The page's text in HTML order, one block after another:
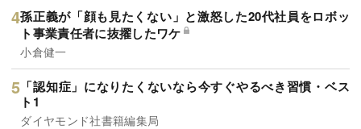
孫正義が「顔も見たくない」と激怒した20代社員をロボッ
ト事業責任者に抜擢したワケ
小倉健一
「認知症」になりたくないなら今すぐやるべき習慣・ベス
ト1
ダイヤモンド社書籍編集局